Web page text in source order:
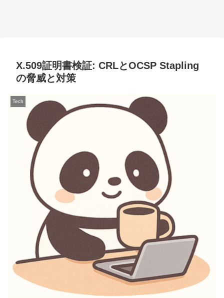
X.509証明書検証: CRLとOCSP Stapling
の脅威と対策
Tech